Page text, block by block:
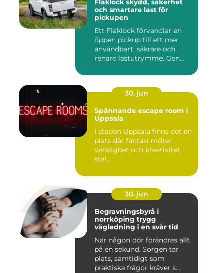
Flaklock skydd, säkerhet
och smartare last för
pickupen
Ett Flaklock förvandlar en
öppen pickup till ett mer
användbart, säkrare och
renare lastutrymme. Gen...
30. jun
Spännande escape room i
Uppsala
I staden Uppsala finns det en
plats där fantasi möter
verklighet och kreativitet
stäl...
30. jun
Begravningsbyrå i
norrköping trygg
vägledning i en svår tid
När någon dör förändras allt
på en sekund. Sorgen tar
plats, samtidigt som
praktiska frågor kräver s...